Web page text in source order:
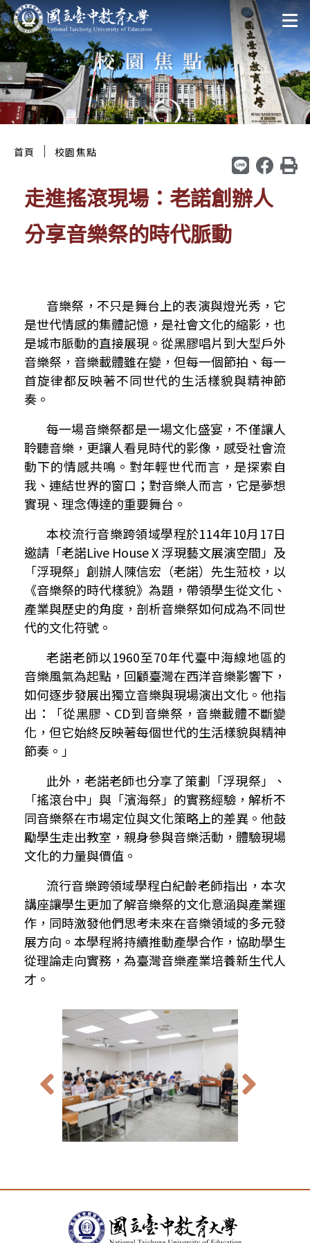
跳
至
主
要
區
:::
校園焦點
首頁 ｜ 校園焦點
走進搖滾現場：老諾創辦人
分享音樂祭的時代脈動
音樂祭，不只是舞台上的表演與燈光秀，它
是世代情感的集體記憶，是社會文化的縮影，也
是城市脈動的直接展現。從黑膠唱片到大型戶外
音樂祭，音樂載體雖在變，但每一個節拍、每一
首旋律都反映著不同世代的生活樣貌與精神節
奏。
每一場音樂祭都是一場文化盛宴，不僅讓人
聆聽音樂，更讓人看見時代的影像，感受社會流
動下的情感共鳴。對年輕世代而言，是探索自
我、連結世界的窗口；對音樂人而言，它是夢想
實現、理念傳達的重要舞台。
本校流行音樂跨領域學程於114年10月 17日
邀請「老諾Live House X浮現藝文展演空間」及
「浮現祭」創辦人陳信宏（老諾）先生蒞校，以
《音樂祭的時代樣貌》為題，帶領學生從文化、
產業與歷史的角度，剖析音樂祭如何成為不同世
代的文化符號。
老諾老師以1960至70年代臺中海線地區的
音樂風氣為起點，回顧臺灣在西洋音樂影響下，
如何逐步發展出獨立音樂與現場演出文化。他指
出：「從黑膠、 CD到音樂祭，音樂載體不斷變
化，但它始終反映著每個世代的生活樣貌與精神
節奏。」
此外，老諾老師也分享了策劃「浮現祭」、
「搖滾台中」與「濱海祭」的實務經驗，解析不
同音樂祭在市場定位與文化策略上的差異。他鼓
勵學生走出教室，親身參與音樂活動，體驗現場
文化的力量與價值。
流行音樂跨領域學程白紀齡老師指出，本次
講座讓學生更加了解音樂祭的文化意涵與產業運
作，同時激發他們思考未來在音樂領域的多元發
展方向。本學程將持續推動產學合作，協助學生
從理論走向實務，為臺灣音樂產業培養新生代人
才。